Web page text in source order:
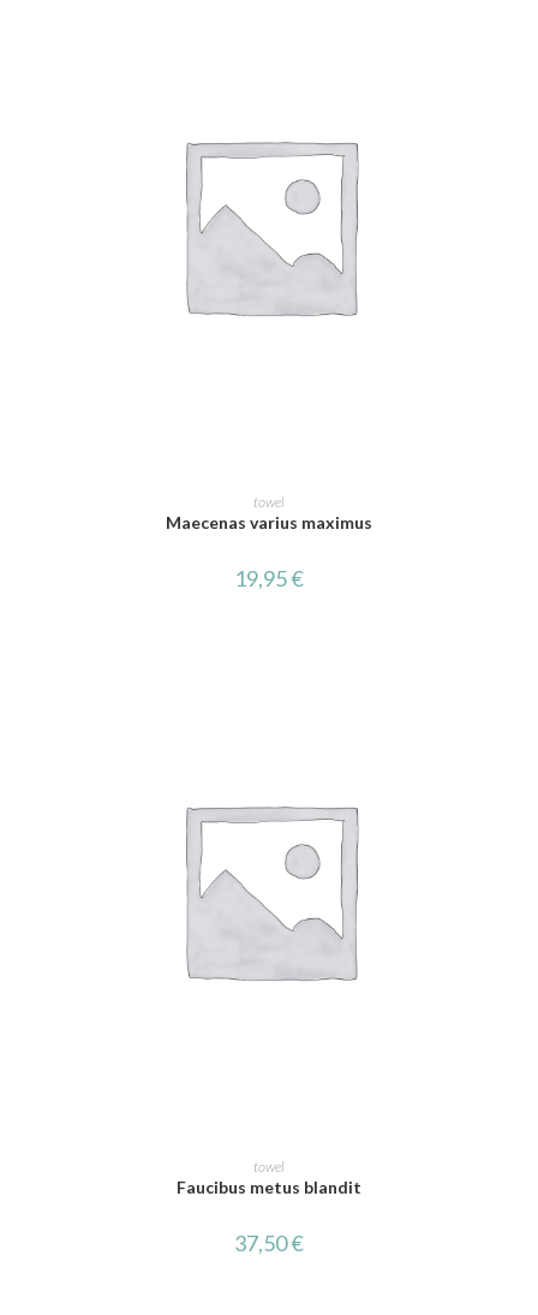
AJOUTER AU PANIER
towel
Maecenas varius maximus
19,95€
AJOUTER AU PANIER
towel
Faucibus metus blandit
37,50€